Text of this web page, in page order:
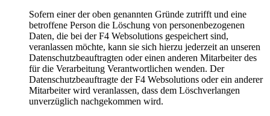
Sofern einer der oben genannten Gründe zutrifft und eine
betroffene Person die Löschung von personenbezogenen
Daten, die bei der F4 Websolutions gespeichert sind,
veranlassen möchte, kann sie sich hierzu jederzeit an unseren
Datenschutzbeauftragten oder einen anderen Mitarbeiter des
für die Verarbeitung Verantwortlichen wenden. Der
Datenschutzbeauftragte der F4 Websolutions oder ein anderer
Mitarbeiter wird veranlassen, dass dem Löschverlangen
unverzüglich nachgekommen wird.